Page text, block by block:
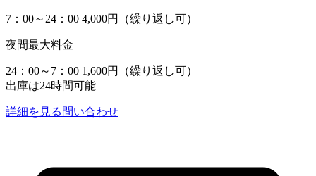
7：00～24：00 4,000円（繰り返し可）
夜間最大料金
24：00～7：00 1,600円（繰り返し可）
出庫は24時間可能
詳細を見る 問い合わせ